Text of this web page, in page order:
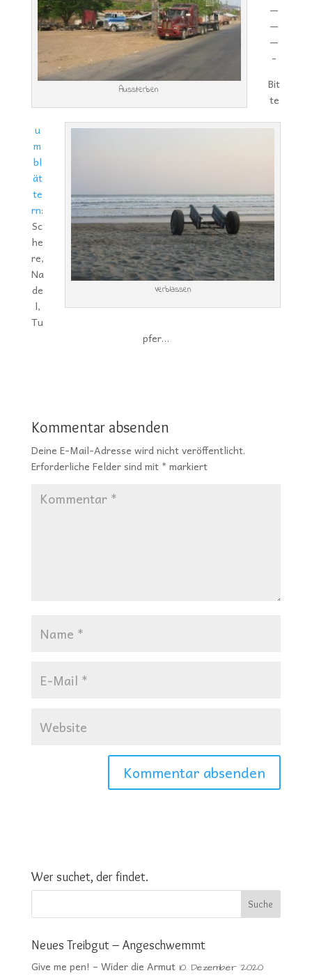
Aussterben
Verblassen
—
—
—
-
Bit
te
u
m
bl
ät
te
rn:
Sc
he
re,
Na
de
l,
Tu
pfer…
Kommentar absenden
Deine E-Mail-Adresse wird nicht veröffentlicht.
Erforderliche Felder sind mit * markiert
Wer suchet, der findet.
Neues Treibgut – Angeschwemmt
Give me pen! – Wider die Armut 10. Dezember 2020